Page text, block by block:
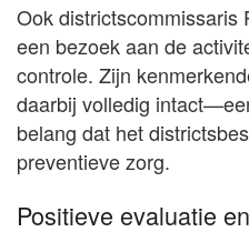
Ook districtscommissaris
een bezoek aan de
controle. Zijn
daarbij volledig
belang dat het
preventieve zorg.
Positieve evaluatie